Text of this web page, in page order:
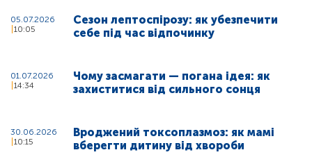
05.07.2026
10:05
Сезон лептоспірозу: як убезпечити
себе під час відпочинку
01.07.2026
14:34
Чому засмагати — погана ідея: як
захиститися від сильного сонця
30.06.2026
10:15
Вроджений токсоплазмоз: як мамі
вберегти дитину від хвороби